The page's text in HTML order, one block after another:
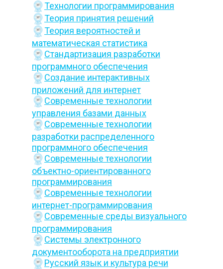
Технологии программирования
Теория принятия решений
Теория вероятностей и
математическая статистика
Стандартизация разработки
программного обеспечения
Создание интерактивных
приложений для интернет
Современные технологии
управления базами данных
Современные технологии
разработки распределенного
программного обеспечения
Современные технологии
объектно-ориентированного
программирования
Современные технологии
интернет-программирования
Современные среды визуального
программирования
Системы электронного
документооборота на предприятии
Русский язык и культура речи